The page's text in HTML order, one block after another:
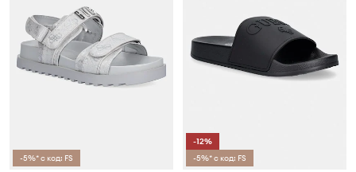
-5%* с код: FS
-12%
-5%* с код: FS